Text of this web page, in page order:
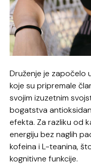
Druženje je započelo
koje su pripremale
svojim izuzetnim
bogatstva
efekta. Za razliku od
energiju bez naglih
kofeina i L-teanina,
kognitivne funkcije.